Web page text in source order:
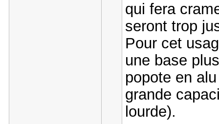
qui fera
seront trop
Pour cet
une base
popote en
grande
lourde).